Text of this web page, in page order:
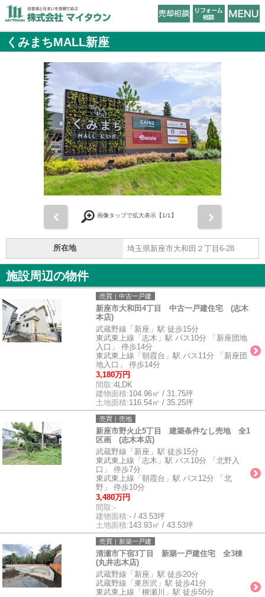
くみまちMALL新座
画像タップで拡大表示【1/1】
所在地 埼玉県新座市大和田２丁目6-28
施設周辺の物件
売買｜中古一戸建
新座市大和田4丁目 中古一戸建住宅 (志木
本店)
武蔵野線「新座」駅 徒歩15分
東武東上線「志木」駅 バス10分 「新座団地
入口」 停歩14分
東武東上線「朝霞台」駅 バス11分 「新座団
地入口」 停歩14分
3,180万円
間取:4LDK
建物面積:104.96㎡ / 31.75坪
土地面積:116.54㎡ / 35.25坪
売買｜売地
新座市野火止5丁目 建築条件なし売地 全1
区画 (志木本店)
武蔵野線「新座」駅 徒歩15分
東武東上線「志木」駅 バス10分 「北野入
口」 停歩7分
東武東上線「朝霞台」駅 バス12分 「北
野」 停歩10分
3,480万円
間取:-
建物面積:- / 43.53坪
土地面積:143.93㎡ / 43.53坪
売買｜新築一戸建
清瀬市下宿3丁目 新築一戸建住宅 全3棟
(丸井志木店)
武蔵野線「新座」駅 徒歩20分
武蔵野線「東所沢」駅 徒歩41分
東武東上線「柳瀬川」駅 徒歩50分